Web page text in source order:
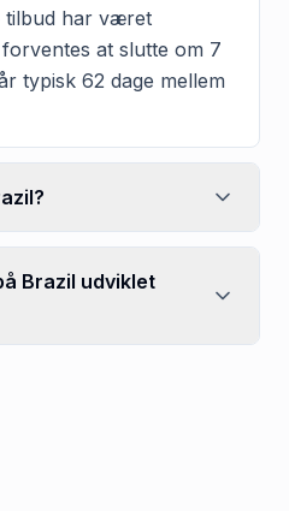
tilbud har været
at slutte om 7
typisk 62 dage mellem
Brazil udviklet